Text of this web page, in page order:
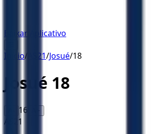
Baixar Aplicativo
Início/ AS21/Josué/18
Josué 18
16 A+
AS21